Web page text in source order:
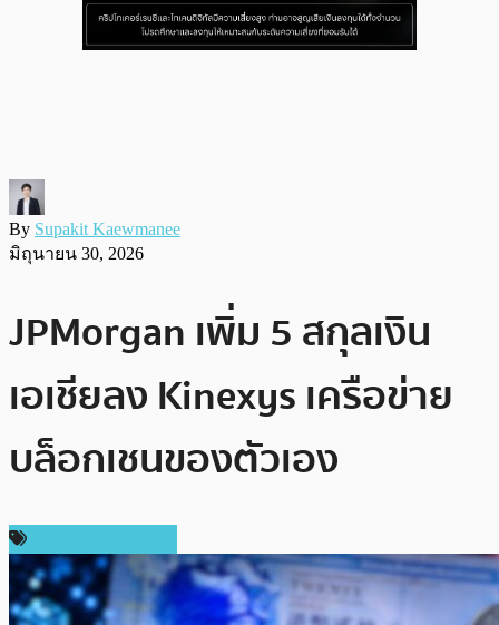
By Supakit Kaewmanee
มิถุนายน 30, 2026
JPMorgan เพิ่ม 5 สกุลเงิน
เอเชียลง Kinexys เครือข่าย
บล็อกเชนของตัวเอง